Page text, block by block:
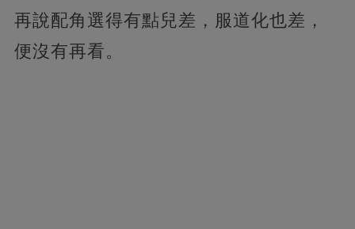
再說配角選得有點兒差，服道化也差，
便沒有再看。